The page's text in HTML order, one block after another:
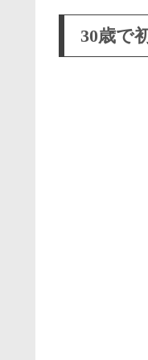
30歳で